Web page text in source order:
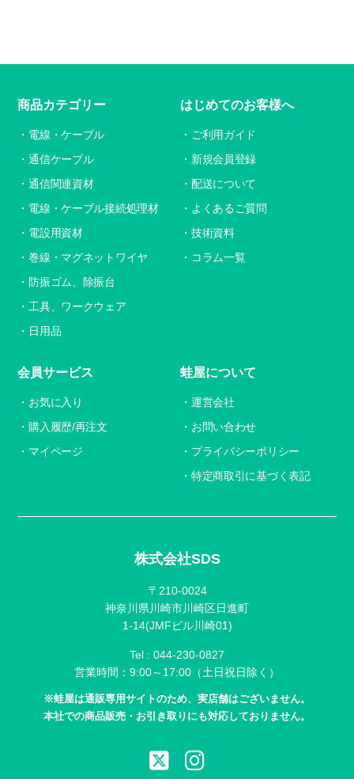
株式会社SDS
〒210-0024
神奈川県川崎市川崎区日進町
1-14(JMFビル川崎01)
Tel : 044-230-0827
営業時間：9:00～17:00（土日祝日除く）
※蛙屋は通販専用サイトのため、実店舗はございません。
本社での商品販売・お引き取りにも対応しておりません。
商品カテゴリー
電線・ケーブル
通信ケーブル
通信関連資材
電線・ケーブル接続処理材
電設用資材
巻線・マグネットワイヤ
防振ゴム、除振台
工具、ワークウェア
日用品
はじめてのお客様へ
ご利用ガイド
新規会員登録
配送について
よくあるご質問
技術資料
コラム一覧
会員サービス
お気に入り
購入履歴/再注文
マイページ
蛙屋について
運営会社
お問い合わせ
プライバシーポリシー
特定商取引に基づく表記